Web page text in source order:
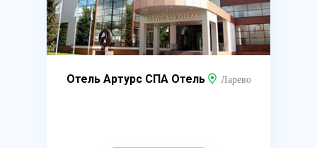
Отель Артурс СПА Отель Ларево